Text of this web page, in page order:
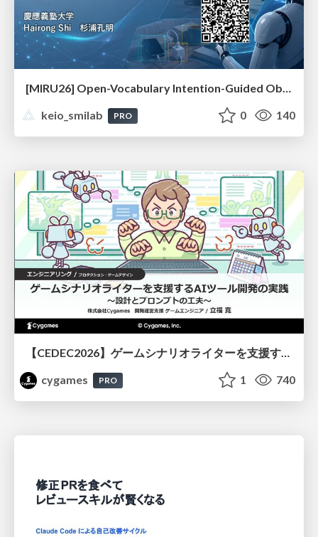
[MIRU26] Open-Vocabulary Intention-Guided Object Detection in Diverse Scenes
keio_smilab
PRO 0 140
【CEDEC2026】ゲームシナリオライターを支援するAIツール開発の実践 ― 設計とプロンプトの工夫 ―
cygames
PRO 1 740